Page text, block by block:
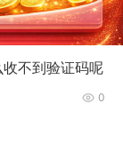
不到验证码呢
0